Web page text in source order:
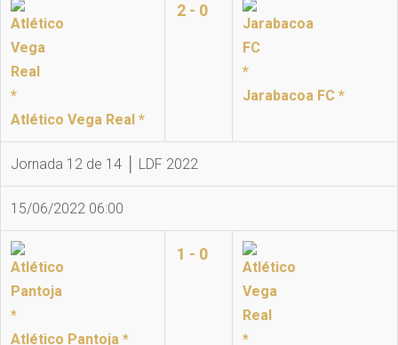
Atlético Vega Real *
2 - 0
Jarabacoa FC *
Jornada 12 de 14 │ LDF 2022
15/06/2022 06:00
Atlético Pantoja *
1 - 0